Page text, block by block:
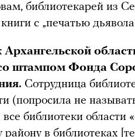
библиотекарей из
с „печатью
штампом Фонда
Сотрудница
(попросила не
библиотеки области
в библиотеках